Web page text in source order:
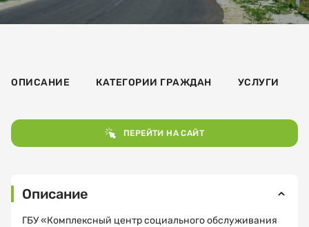
ОПИСАНИЕ КАТЕГОРИИ ГРАЖДАН УСЛУГИ
ПЕРЕЙТИ НА САЙТ
Описание
ГБУ «Комплексный центр социального обслуживания